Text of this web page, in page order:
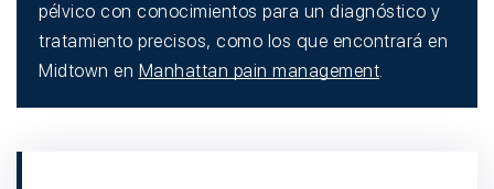
pélvico con conocimientos para un diagnóstico y
tratamiento precisos, como los que encontrará en
Midtown en Manhattan pain management.